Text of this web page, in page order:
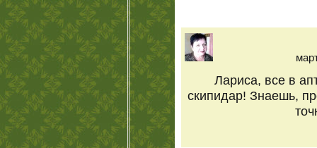
Лариса, все в
скипидар! Знаешь,